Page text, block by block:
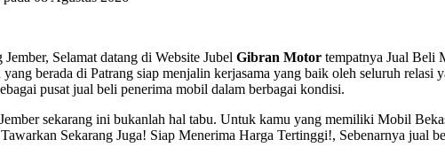
Selamat datang di Website Jubel Gibran Motor tempatnya Jual Beli
yang berada di Patrang siap menjalin kerjasama yang baik oleh seluruh
pusat jual beli penerima mobil dalam berbagai kondisi.
sekarang ini bukanlah hal tabu. Untuk kamu yang memiliki Mobil
Sekarang Juga! Siap Menerima Harga Tertinggi!, Sebenarnya jual